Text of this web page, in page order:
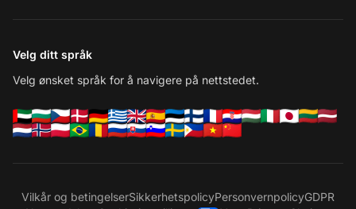
Velg ditt språk
Velg ønsket språk for å navigere på nettstedet.
Vilkår og betingelserSikkerhetspolicyPersonvernpolicyGDPR